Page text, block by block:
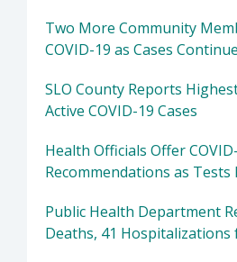
Two More Community
COVID-19 as Cases
SLO County Reports
Active COVID-19 Cases
Health Officials Offer
Recommendations as Tests
Public Health Department
Deaths, 41 Hospitalizations